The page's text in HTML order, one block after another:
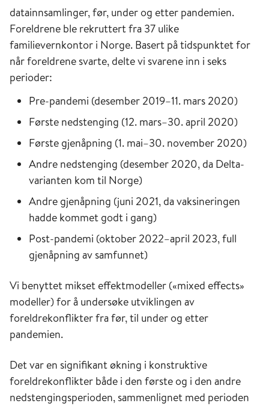
datainnsamlinger, før, under og etter pandemien.
Foreldrene ble rekruttert fra 37 ulike
familievernkontor i Norge. Basert på tidspunktet for
når foreldrene svarte, delte vi svarene inn i seks
perioder:
Pre-pandemi (desember 2019–11. mars 2020)
Første nedstenging (12. mars–30. april 2020)
Første gjenåpning (1. mai–30. november 2020)
Andre nedstenging (desember 2020, da Delta-
varianten kom til Norge)
Andre gjenåpning (juni 2021, da vaksineringen
hadde kommet godt i gang)
Post-pandemi (oktober 2022–april 2023, full
gjenåpning av samfunnet)
Vi benyttet mikset effektmodeller («mixed effects»
modeller) for å undersøke utviklingen av
foreldrekonflikter fra før, til under og etter
pandemien.
Det var en signifikant økning i konstruktive
foreldrekonflikter både i den første og i den andre
nedstengingsperioden, sammenlignet med perioden